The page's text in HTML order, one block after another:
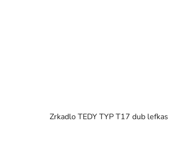
Zrkadlo TEDY TYP T17 dub lefkas